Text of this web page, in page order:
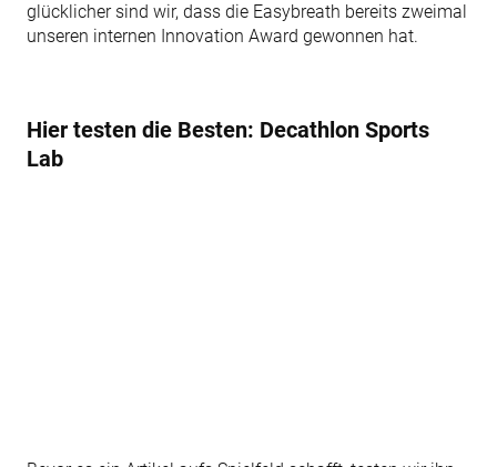
glücklicher sind wir, dass die Easybreath bereits zweimal
unseren internen Innovation Award gewonnen hat.
Hier testen die Besten: Decathlon Sports
Lab